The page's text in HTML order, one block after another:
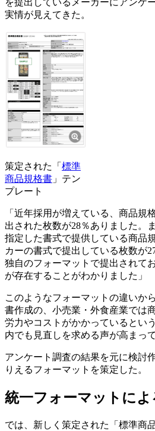
実情が見えてきた。
策定された「 標準
商品規格書 」テン
プレート
「近年採用が増えている、商品規
出された枚数が28％ありました。
指定した書式で提供している商品
カーの書式で提出している枚数が
独自のフォーマットで提出されて
が存在することがわかりました」
このようなフォーマットの違いか
書作成の、小売業・外食産業では
労力やコストがかかっているとい
内でも見直しを求める声が高まっ
アンケート調査の結果を元に検討
りえるフォーマットを策定した。
統一フォーマットによ
では、新しく策定された「標準商